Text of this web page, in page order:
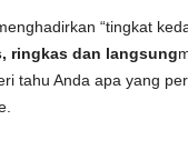
“tingkat
ringkas dan langsung
tahu Anda apa yang